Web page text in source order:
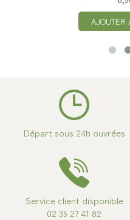
AJOUTER AU PANIER
Départ sous 24h ouvrées
Service client disponible
02 35 27 41 82